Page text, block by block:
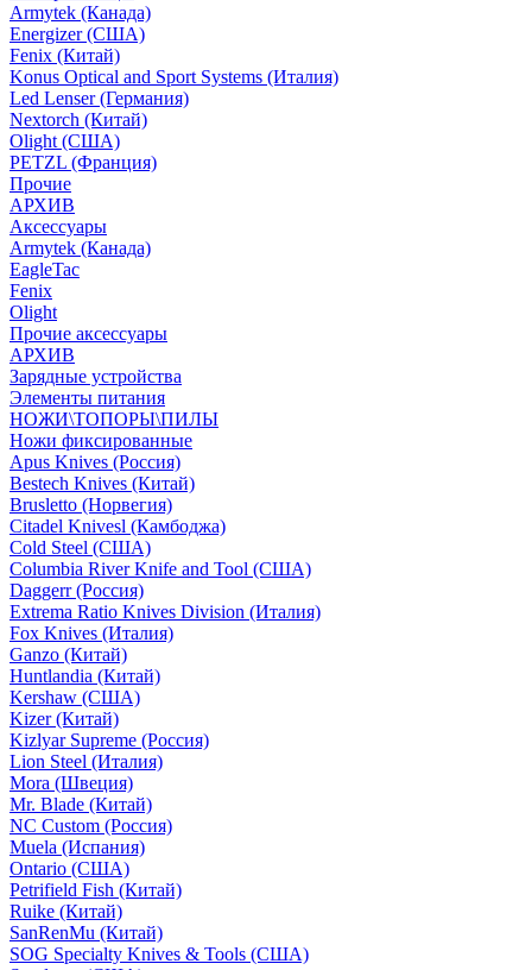
Armytek (Канада)
Energizer (США)
Fenix (Китай)
Konus Optical and Sport Systems (Италия)
Led Lenser (Германия)
Nextorch (Китай)
Olight (США)
PETZL (Франция)
Прочие
АРХИВ
Аксессуары
Armytek (Канада)
EagleTac
Fenix
Olight
Прочие аксессуары
АРХИВ
Зарядные устройства
Элементы питания
НОЖИ\ТОПОРЫ\ПИЛЫ
Ножи фиксированные
Apus Knives (Россия)
Bestech Knives (Китай)
Brusletto (Норвегия)
Citadel Knivesl (Камбоджа)
Cold Steel (США)
Columbia River Knife and Tool (США)
Daggerr (Россия)
Extrema Ratio Knives Division (Италия)
Fox Knives (Италия)
Ganzo (Китай)
Huntlandia (Китай)
Kershaw (США)
Kizer (Китай)
Kizlyar Supreme (Россия)
Lion Steel (Италия)
Mora (Швеция)
Mr. Blade (Китай)
NC Custom (Россия)
Muela (Испания)
Ontario (США)
Petrifield Fish (Китай)
Ruike (Китай)
SanRenMu (Китай)
SOG Specialty Knives & Tools (США)